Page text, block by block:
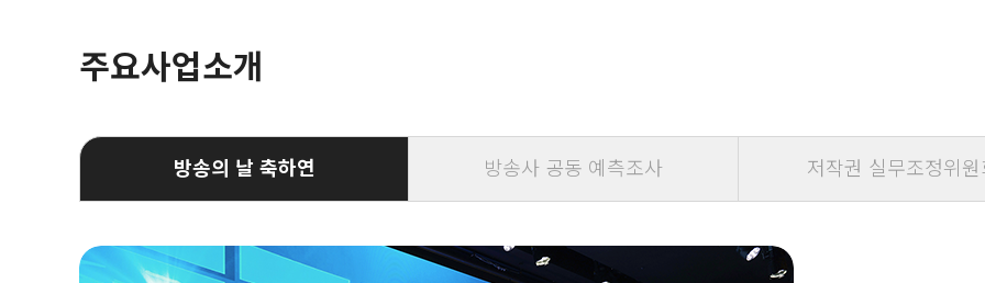
주요사업소개
방송의 날 축하연 방송사 공동 예측조사 저작권 실무조정위